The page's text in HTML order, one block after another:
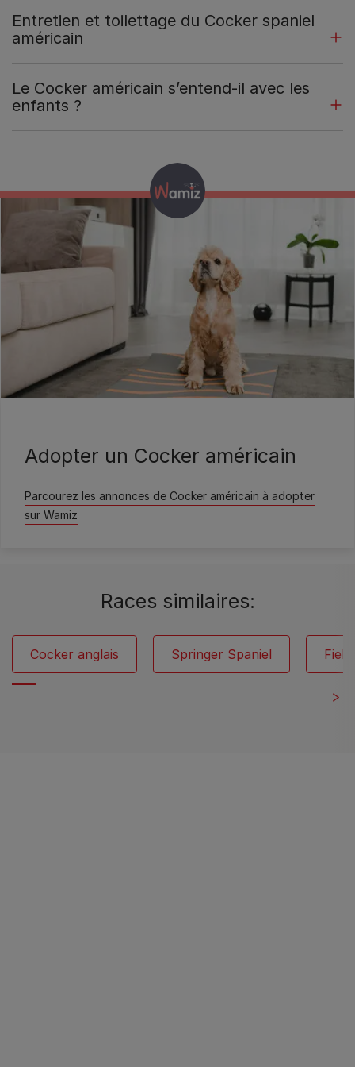
Entretien et toilettage du Cocker spaniel
américain
Le Cocker américain s’entend-il avec les
enfants ?
Adopter un Cocker américain
Parcourez les annonces de Cocker américain à adopter
sur Wamiz
Races similaires:
Cocker anglais Springer Spaniel